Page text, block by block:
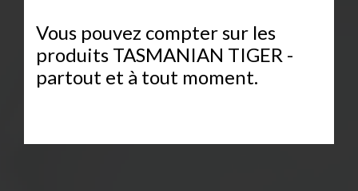
Vous pouvez compter sur les
produits TASMANIAN TIGER -
partout et à tout moment.